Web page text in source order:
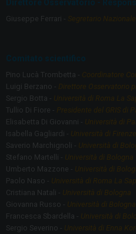
o
Giuseppe Ferrari - Segretario
Pino Lucà Trombetta - Coordinatore
Luigi Berzano - Direttore Osservatorio
Sergio Botta - Università di Roma La
Tullio Di Fiore - Presidente del GRIS di
Elisabetta Di Giovanni - Università di
Isabella Gagliardi - Università di Firenze
Saverio Marchignoli - Università di
Stefano Martelli - Università di Bologna
Umberto Mazzone - Università di
Paolo Naso - Università di Roma La
Cristiana Natali - Università di Bologna
Giovanna Russo - Università di Bologna
Francesca Sbardella - Università di
Sergio Severino - Università di Enna